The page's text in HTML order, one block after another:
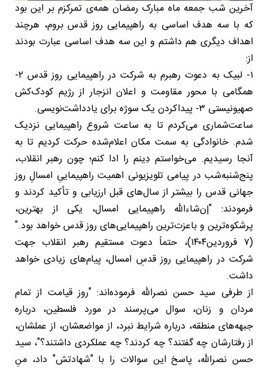
آخرین شب جمعه ماه مبارک رمضان همه‌ی تمرکزم بر این بود
که با سه هدف اساسی به راهپیمایی روز قدس بروم، هرچند
اهداف دیگری هم داشتم و این سه هدف اساسی عبارت بودند
از:
۱- لبیک به دعوت رهبرم به شرکت در راهپیمایی روز قدس ۲-
همگامی با محور مقاومت و اعلان انزجار از رژیم کودک‌کش
صهیونیستی ۳- پیداکردن یک سوژه برای یادداشت‌نویسی.
ساعت‌شماری می‌کردم تا به ساعت شروع راهپیمایی نزدیک
شدم. خانوادگی به سمت مکان اعلام‌شده حرکت کردیم تا به
آنجا رسیدیم. می‌خواستم دِینم را ادا کنم؛ چون رهبر انقلاب،
پنج‌شنبه‌شب در پیامی تلویزیونی اهمیت راهپیماییِ امسالِ روز
جهانی قدس را بیشتر از سال‌های قبل ارزیابی و تأکید کردند و
فرمودند: "إن‌شاءالله راهپیمایی امسال، یکی از بهترین،
پرشکوه‌ترین و باعزت‌ترین راهپیمایی‌های روز قدس خواهد بود."
(۷ فروردین۱۴۰۴)، حتماً دعوت مستقیم رهبر انقلاب جهت
شرکت در راهپیمایی روز قدسِ امسال، پیام‌های زیادی خواهد
داشت.
از طرفی سید حسن نصرالله فرموده‌اند: "روز قیامت از تمام
مردان و زنان، سوال می‌پرسند در مورد فلسطین، درباره
جبهه‌های منطقه، درباره شرایط نبرد، از مواضعشان، از عملشان،
از رفتارشان چه گفتند؟ چه کردند؟ چه عملکردی داشتند؟"، سید
حسن نصرالله، پاسخ این سوالات را با "شهادتش" داد، منِ